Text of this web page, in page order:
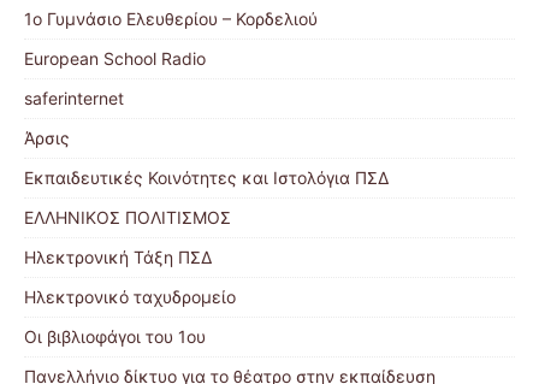
1ο Γυμνάσιο Ελευθερίου – Κορδελιού
European School Radio
saferinternet
Άρσις
Εκπαιδευτικές Κοινότητες και Ιστολόγια ΠΣΔ
ΕΛΛΗΝΙΚΟΣ ΠΟΛΙΤΙΣΜΟΣ
Ηλεκτρονική Τάξη ΠΣΔ
Ηλεκτρονικό ταχυδρομείο
Οι βιβλιοφάγοι του 1ου
Πανελλήνιο δίκτυο για το θέατρο στην εκπαίδευση